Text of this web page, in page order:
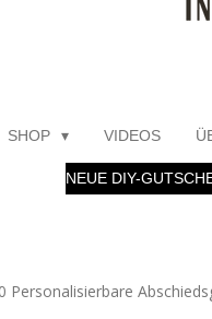
SHOP VIDEOS
NEUE DIY-
Personalisierbare